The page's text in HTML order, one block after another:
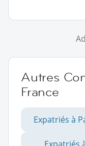
Autres
France
Expatriés à